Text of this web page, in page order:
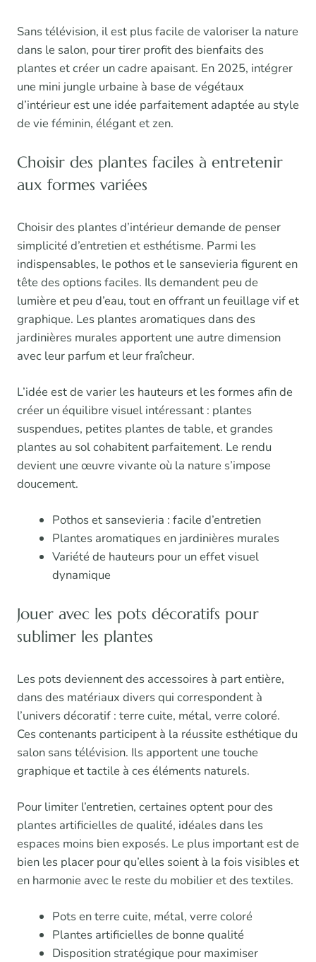
Sans télévision, il est plus facile de valoriser la nature
dans le salon, pour tirer profit des bienfaits des
plantes et créer un cadre apaisant. En 2025, intégrer
une mini jungle urbaine à base de végétaux
d’intérieur est une idée parfaitement adaptée au style
de vie féminin, élégant et zen.
Choisir des plantes faciles à entretenir
aux formes variées
Choisir des plantes d’intérieur demande de penser
simplicité d’entretien et esthétisme. Parmi les
indispensables, le pothos et le sansevieria figurent en
tête des options faciles. Ils demandent peu de
lumière et peu d’eau, tout en offrant un feuillage vif et
graphique. Les plantes aromatiques dans des
jardinières murales apportent une autre dimension
avec leur parfum et leur fraîcheur.
L’idée est de varier les hauteurs et les formes afin de
créer un équilibre visuel intéressant : plantes
suspendues, petites plantes de table, et grandes
plantes au sol cohabitent parfaitement. Le rendu
devient une œuvre vivante où la nature s’impose
doucement.
Pothos et sansevieria : facile d’entretien
Plantes aromatiques en jardinières murales
Variété de hauteurs pour un effet visuel
dynamique
Jouer avec les pots décoratifs pour
sublimer les plantes
Les pots deviennent des accessoires à part entière,
dans des matériaux divers qui correspondent à
l’univers décoratif : terre cuite, métal, verre coloré.
Ces contenants participent à la réussite esthétique du
salon sans télévision. Ils apportent une touche
graphique et tactile à ces éléments naturels.
Pour limiter l’entretien, certaines optent pour des
plantes artificielles de qualité, idéales dans les
espaces moins bien exposés. Le plus important est de
bien les placer pour qu’elles soient à la fois visibles et
en harmonie avec le reste du mobilier et des textiles.
Pots en terre cuite, métal, verre coloré
Plantes artificielles de bonne qualité
Disposition stratégique pour maximiser